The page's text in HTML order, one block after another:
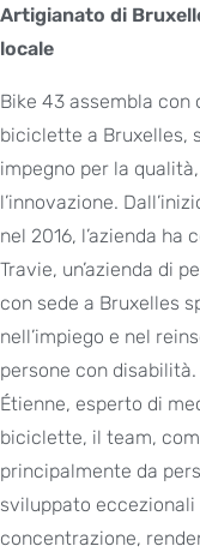
Artigianato di
locale
Bike 43 assembla con
biciclette a Bruxelles,
impegno per la
l’innovazione.
nel 2016, l’azienda ha
Travie, un’azienda di
con sede a Bruxelles
nell’impiego e nel
persone con
Étienne, esperto di
biciclette, il team,
principalmente da
sviluppato
concentrazione,